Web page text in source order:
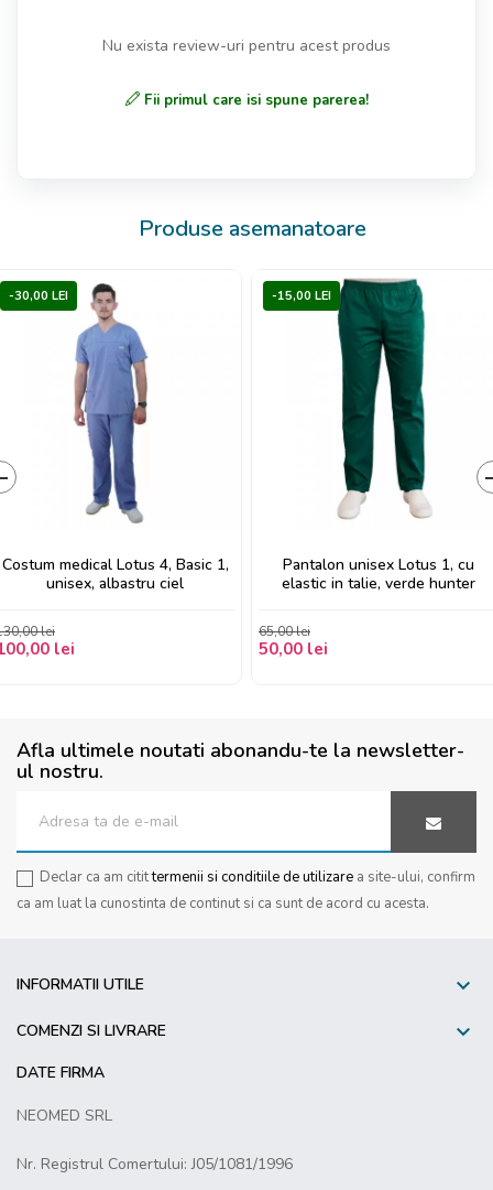
Nu exista review-uri pentru acest produs
Fii primul care isi spune parerea!
Produse asemanatoare
-30,00 LEI
Costum medical Lotus 4, Basic 1,
unisex, albastru ciel
lei
lei
-15,00 LEI
Pantalon unisex Lotus 1, cu
elastic in talie, verde hunter
65,00 lei
50,00 lei
Afla ultimele noutati abonandu-te la newsletter-
ul nostru.
Declar ca am citittermenii si conditiile de utilizare a site-ului, confirm
ca am luat la cunostinta de continut si ca sunt de acord cu acesta.
INFORMATII UTILE 
COMENZI SI LIVRARE 
DATE FIRMA
NEOMED SRL
Nr. Registrul Comertului: J05/1081/1996